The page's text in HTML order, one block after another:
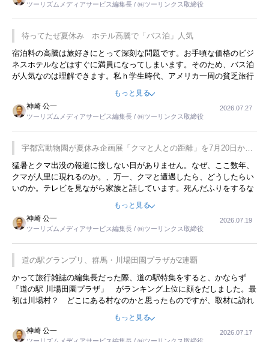
ツーリズムメディアサービス編集長 / ㈱ツーリンクス取締役
待ってたぜ夏休み ホテル高騰で「バス泊」人気
宿泊料の高騰は旅好きにとって深刻な問題です。お手頃な価格のビジ
ネスホテルなどはすぐに満員になってしまいます。そのため、バス泊
が人気なのは理解できます。私ｈ学生時代、アメリカ一周の貧乏旅行
をした時は、移動はグレイハウンドバスでした。夕方から夜の便を利
用してホテル代を浮かせていました。ただし、若いからできたことで
す。若い人が夜行バスで京都に行った、青森に行ったと聞くと、疲れ
が残らないのかなと思ってしまいます。
もっと見る
神崎 公一
ツーリズムメディアサービス編集長 / ㈱ツーリンクス取締役
2026.07.27
宇都宮動物園が夏休み企画展「クマと人との距離」を7月20日から
開催
猛暑とクマ出没の報道に接しない日がありません。なぜ、ここ数年、
クマが人里に現れるのか。、万一、クマと遭遇したら、どうしたらい
いのか。テレビを見ながら家族と話しています。死んだふりをするな
んてことは、冗談でもいえません。そんな中で、この企画展はタイム
もっと見る
神崎 公一
ツーリズムメディアサービス編集長 / ㈱ツーリンクス取締役
2026.07.19
道の駅グランプリ、群馬・川場田園プラザが2連覇
かって旅行雑誌の編集長だった際、道の駅特集をすると、かならず
「道の駅 川場田園プラザ」 がランキング上位に顔をだしました。最
初は川場村？ どこにある村なのかと思ったものですが、取材に訪れ
永井 彰一社長にインタビューしたら、興味深い話が次々が飛び出しま
した。プレゼンも巧みで、今でも思い出すことが２つあります。一つ
は、従業員に東京ディズニーランドを見学させ、サービス業、接客業
もっと見る
神崎 公一
2026.07.17